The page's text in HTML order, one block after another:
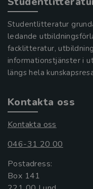
Studentlitteratur
ledande
facklitteratur,
informationstjänster i
längs hela
Kontakta oss
Kontakta oss
046-31 20 00
Postadress:
Box 141